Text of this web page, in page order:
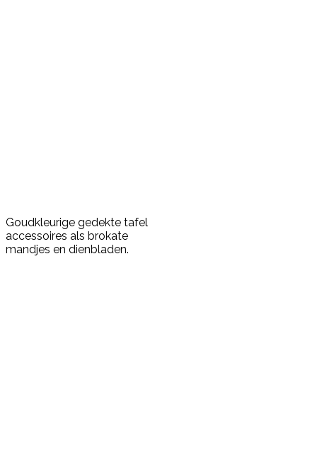
Goudkleurige gedekte tafel
accessoires als brokate
mandjes en dienbladen.